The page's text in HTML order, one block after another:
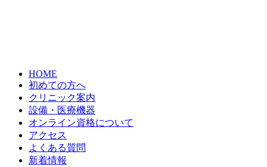
HOME
初めての方へ
クリニック案内
設備・医療機器
オンライン資格について
アクセス
よくある質問
新着情報